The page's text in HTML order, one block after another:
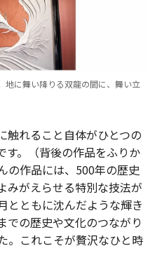
地に舞い降りる双龍の間に、舞い立
触れること自体がひとつの
す。（背後の作品をふりか
の作品には、500年の歴史
みがえらせる特別な技法が
とともに沈んだような輝き
での歴史や文化のつながり
。これこそが贅沢なひと時